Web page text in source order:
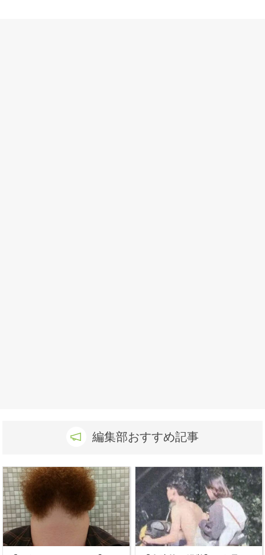
編集部おすすめ記事